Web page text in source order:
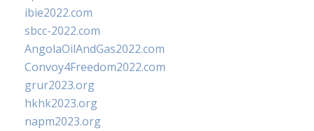
ibie2022.com
sbcc-2022.com
AngolaOilAndGas2022.com
Convoy4Freedom2022.com
grur2023.org
hkhk2023.org
napm2023.org